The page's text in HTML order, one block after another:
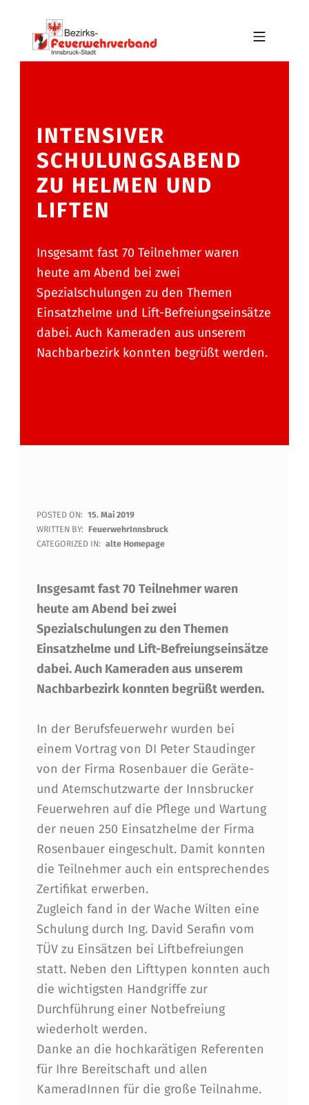
Skip to main navigation
Skip to main content
Skip to footer
BFV INNSBRUCK-STADT
INTENSIVER
SCHULUNGSABEND
ZU HELMEN UND
LIFTEN
Insgesamt fast 70 Teilnehmer waren
heute am Abend bei zwei
Spezialschulungen zu den Themen
Einsatzhelme und Lift-Befreiungseinsätze
dabei. Auch Kameraden aus unserem
Nachbarbezirk konnten begrüßt werden.
I
N
E
N
S
I
V
E
R
S
C
H
U
L
U
N
G
S
A
B
E
N
D
POSTED ON: 15. Mai 2019
WRITTEN BY: FeuerwehrInnsbruck
CATEGORIZED IN: alte Homepage
Insgesamt fast 70 Teilnehmer waren
heute am Abend bei zwei
Spezialschulungen zu den Themen
Einsatzhelme und Lift-Befreiungseinsätze
dabei. Auch Kameraden aus unserem
Nachbarbezirk konnten begrüßt werden.
In der Berufsfeuerwehr wurden bei
einem Vortrag von DI Peter Staudinger
von der Firma Rosenbauer die Geräte-
und Atemschutzwarte der Innsbrucker
Feuerwehren auf die Pflege und Wartung
der neuen 250 Einsatzhelme der Firma
Rosenbauer eingeschult. Damit konnten
die Teilnehmer auch ein entsprechendes
Zertifikat erwerben.
Zugleich fand in der Wache Wilten eine
Schulung durch Ing. David Serafin vom
TÜV zu Einsätzen bei Liftbefreiungen
statt. Neben den Lifttypen konnten auch
die wichtigsten Handgriffe zur
Durchführung einer Notbefreiung
wiederholt werden.
Danke an die hochkarätigen Referenten
für Ihre Bereitschaft und allen
KameradInnen für die große Teilnahme.